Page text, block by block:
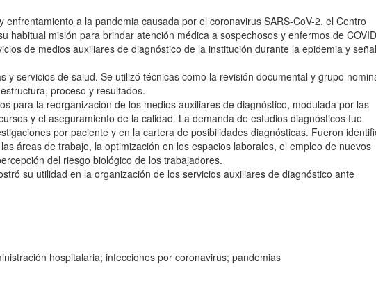
enfrentamiento a la pandemia causada por el coronavirus SARS-CoV-2, el Centro
habitual misión para brindar atención médica a sospechosos y enfermos de
de medios auxiliares de diagnóstico de la institución durante la epidemia y
y servicios de salud. Se utilizó técnicas como la revisión documental y grupo
proceso y resultados.
para la reorganización de los medios auxiliares de diagnóstico, modulada por las
y el aseguramiento de la calidad. La demanda de estudios diagnósticos fue
por paciente y en la cartera de posibilidades diagnósticas. Fueron
áreas de trabajo, la optimización en los espacios laborales, el empleo de nuevos
del riesgo biológico de los trabajadores.
su utilidad en la organización de los servicios auxiliares de diagnóstico ante
hospitalaria; infecciones por coronavirus; pandemias